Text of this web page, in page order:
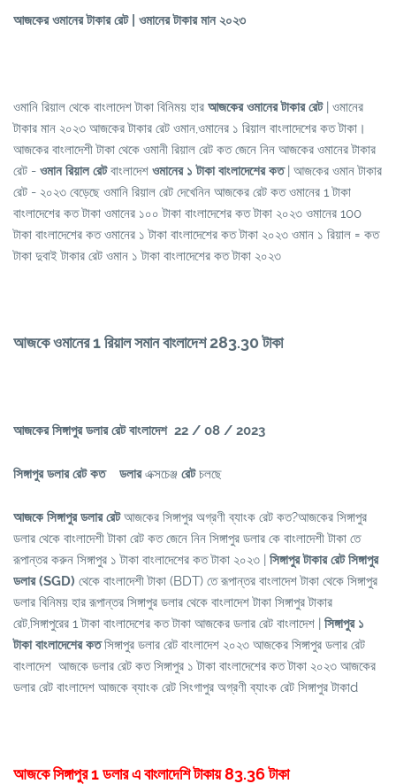
আজকের ওমানের টাকার রেট | ওমানের টাকার মান ২০২৩
ওমানি রিয়াল থেকে বাংলাদেশ টাকা বিনিময় হার আজকের ওমানের টাকার রেট| ওমানের
টাকার মান ২০২৩ আজকের টাকার রেট ওমান,ওমানের ১ রিয়াল বাংলাদেশের কত টাকা।
আজকের বাংলাদেশী টাকা থেকে ওমানী রিয়াল রেট কত জেনে নিন আজকের ওমানের টাকার
রেট - ওমান রিয়াল রেটবাংলাদেশ ওমানের ১ টাকা বাংলাদেশের কত| আজকের ওমান টাকার
রেট - ২০২৩ বেড়েছে ওমানি রিয়াল রেট দেখেনিন আজকের রেট কত ওমানের 1 টাকা
বাংলাদেশের কত টাকা ওমানের ১০০ টাকা বাংলাদেশের কত টাকা ২০২৩ ওমানের 100
টাকা বাংলাদেশের কত ওমানের ১ টাকা বাংলাদেশের কত টাকা ২০২৩ ওমান ১ রিয়াল = কত
টাকা দুবাই টাকার রেট ওমান ১ টাকা বাংলাদেশের কত টাকা ২০২৩
আজকে ওমানের 1 রিয়াল সমান বাংলাদেশ 283.30 টাকা
আজকের সিঙ্গাপুর ডলার রেট বাংলাদেশ 22 / 08 / 2023
সিঙ্গাপুর ডলার রেট কত ডলারএক্সচেঞ্জ রেটচলছে
আজকে সিঙ্গাপুর ডলার রেটআজকের সিঙ্গাপুর অগ্রণী ব্যাংক রেট কত?আজকের সিঙ্গাপুর
ডলার থেকে বাংলাদেশী টাকা রেট কত জেনে নিন সিঙ্গাপুর ডলার কে বাংলাদেশী টাকা তে
রূপান্তর করুন সিঙ্গাপুর ১ টাকা বাংলাদেশের কত টাকা ২০২৩ | সিঙ্গাপুর টাকার রেট সিঙ্গাপুর
ডলার (SGD) থেকে বাংলাদেশী টাকা (BDT) তে রূপান্তর বাংলাদেশ টাকা থেকে সিঙ্গাপুর
ডলার বিনিময় হার রূপান্তর সিঙ্গাপুর ডলার থেকে বাংলাদেশ টাকা সিঙ্গাপুর টাকার
রেট,সিঙ্গাপুরের 1 টাকা বাংলাদেশের কত টাকা আজকের ডলার রেট বাংলাদেশ | ‌ সিঙ্গাপুর ১
টাকা বাংলাদেশের কতসিঙ্গাপুর ডলার রেট বাংলাদেশ ২০২৩ আজকের সিঙ্গাপুর ডলার রেট
বাংলাদেশ আজকে ডলার রেট কত সিঙ্গাপুর ১ টাকা বাংলাদেশের কত টাকা ২০২৩ আজকের
ডলার রেট বাংলাদেশ আজকে ব্যাংক রেট সিংগাপুর অগ্রণী ব্যাংক রেট সিঙ্গাপুর টাকাd
আজকে সিঙ্গাপুর 1 ডলার এ বাংলাদেশি টাকায় 83.36 টাকা